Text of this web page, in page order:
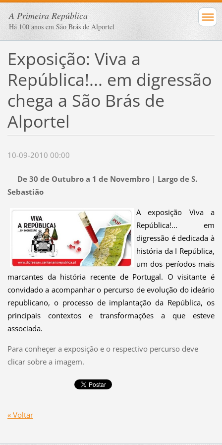
A Primeira República
Há 100 anos em São Brás de Alportel
Exposição: Viva a
República!... em digressão
chega a São Brás de
Alportel
10-09-2010 00:00
De 30 de Outubro a 1 de Novembro | Largo de S.
Sebastião
A exposição Viva a
República!... em
digressão é dedicada à
história da I República,
um dos períodos mais
marcantes da história recente de Portugal. O visitante é
convidado a acompanhar o percurso de evolução do ideário
republicano, o processo de implantação da República, os
principais contextos e transformações a que esteve
associada.
Para conheçer a exposição e o respectivo percurso deve
clicar sobre a imagem.
« Voltar